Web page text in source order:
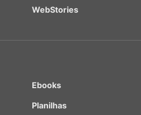
WebStories
Ebooks
Planilhas